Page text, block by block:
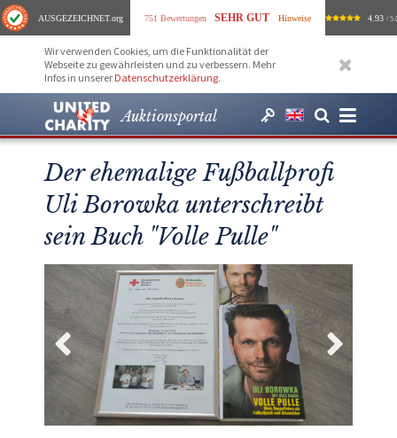
AUSGEZEICHNET.org 751 Bewertungen SEHR GUT Hinweise 4.93 /
Wir verwenden Cookies, um die Funktionalität der
Webseite zu gewährleisten und zu verbessern. Mehr
Infos in unserer Datenschutzerklärung.
Auktionsportal
Der ehemalige Fußballprofi
Uli Borowka unterschreibt
sein Buch "Volle Pulle"